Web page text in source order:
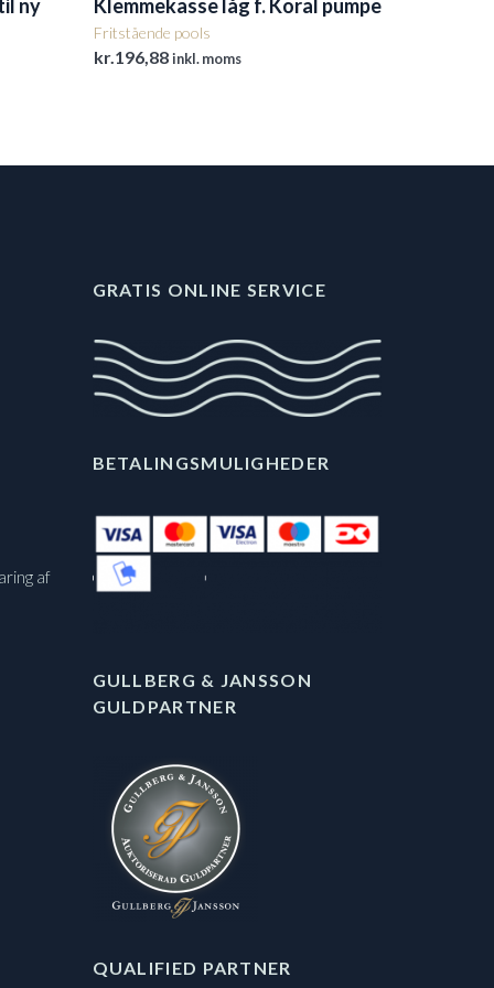
ny Klemmekasse låg f. Koral pumpe
Fritstående pools
kr.196,88inkl. moms
af
GRATIS ONLINE SERVICE
BETALINGSMULIGHEDER
GULLBERG & JANSSON
GULDPARTNER
QUALIFIED PARTNER